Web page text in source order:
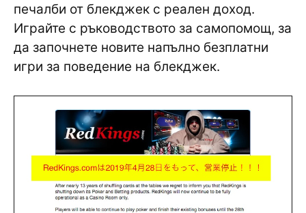
печалби от блекджек с реален доход.
Играйте с ръководството за самопомощ, за
да започнете новите напълно безплатни
игри за поведение на блекджек.